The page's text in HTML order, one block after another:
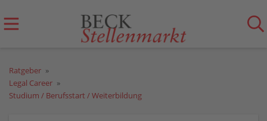
Ratgeber
Legal Career
Studium / Berufsstart / Weiterbildung